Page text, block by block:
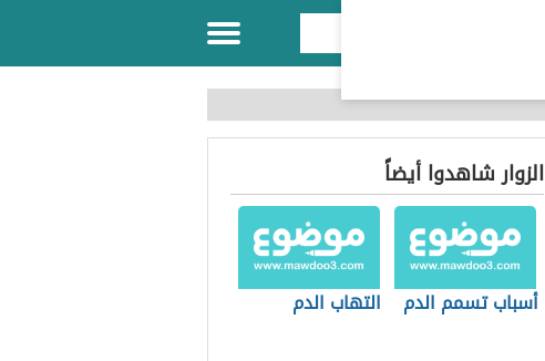
الزوار شاهدوا أيضاً
أسباب تسمم الدم التهاب الدم